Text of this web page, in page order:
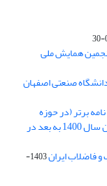
همایش ملی
صنعتی اصفهان
برتر (در حوزه
علوم و مهندسی آب و فاضلاب) ویژه دانش آموختگان سال 1400 به بعد در
فاضلاب ایران
1403-